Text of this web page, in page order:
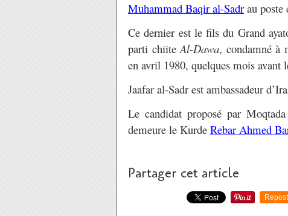
Muhammad Baqir al-Sadr au
Ce dernier est le fils du Grand
parti chiiteAl-Dawa, condamné à
en avril 1980, quelques mois avant
Jaafar al-Sadr est ambassadeur
Le candidat proposé par
demeure le Kurde Rebar Ahmed
Partager cet article
Repost